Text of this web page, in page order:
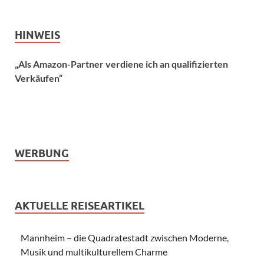
HINWEIS
„Als Amazon-Partner verdiene ich an qualifizierten
Verkäufen“
WERBUNG
AKTUELLE REISEARTIKEL
Mannheim – die Quadratestadt zwischen Moderne,
Musik und multikulturellem Charme